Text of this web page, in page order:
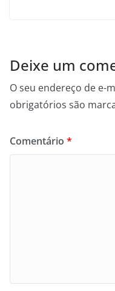
Deixe um
O seu endereço de e-
obrigatórios são
Comentário *